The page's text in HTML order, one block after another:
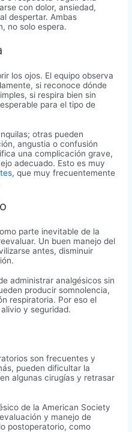
con dolor, ansiedad,
despertar. Ambas
no solo espera.
los ojos. El equipo observa
si reconoce dónde
si respira bien sin
para el tipo de
otras pueden
angustia o confusión
una complicación grave,
adecuado. Esto es muy
, que muy frecuentemente
parte inevitable de la
Un buen manejo del
antes, disminuir
administrar analgésicos sin
producir somnolencia,
respiratoria. Por eso el
y seguridad.
son frecuentes y
pueden dificultar la
algunas cirugías y retrasar
de la American Society
y manejo de
postoperatorio, como